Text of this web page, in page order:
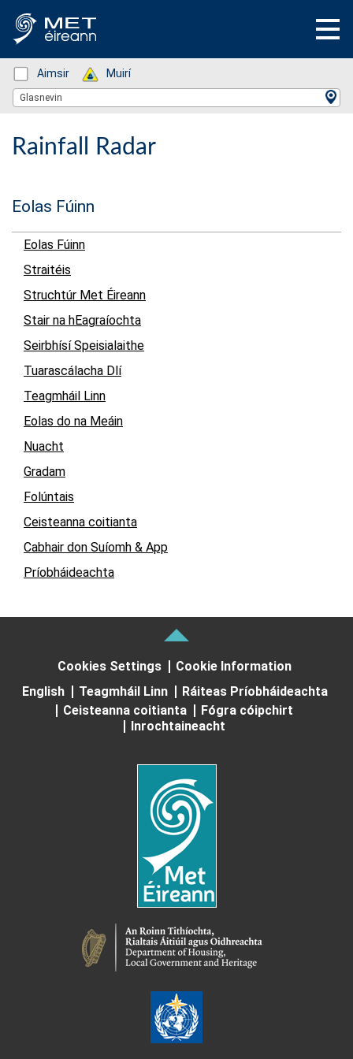
Status: Green
Aimsir Status: Green
Muirí
Location Search
Glasnevin
Rainfall Radar
Eolas Fúinn
Eolas Fúinn
Straitéis
Struchtúr Met Éireann
Stair na hEagraíochta
Seirbhísí Speisialaithe
Tuarascálacha Dlí
Teagmháil Linn
Eolas do na Meáin
Nuacht
Gradam
Folúntais
Ceisteanna coitianta
Cabhair don Suíomh & App
Príobháideachta
Cookies Settings
Cookie Information
English
Teagmháil Linn
Ráiteas Príobháideachta
Ceisteanna coitianta
Fógra cóipchirt
Inrochtaineacht